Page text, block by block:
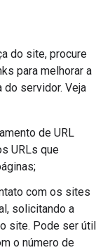
do site, procure
para melhorar a
do servidor. Veja
de URL
URLs que
com os sites
solicitando a
site. Pode ser útil
o número de